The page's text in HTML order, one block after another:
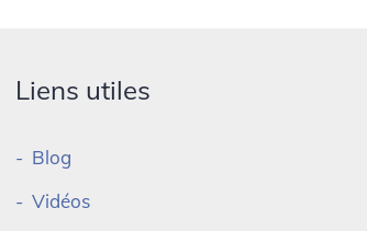
Liens utiles
Blog
Vidéos